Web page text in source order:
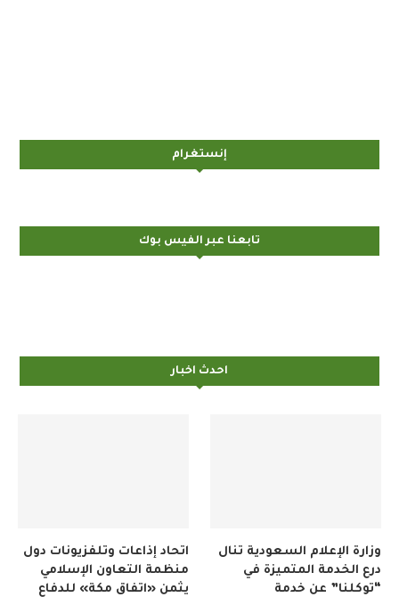
إنستغرام
تابعنا عبر الفيس بوك
احدث اخبار
اتحاد إذاعات وتلفزيونات دول
منظمة التعاون الإسلامي
يثمن «اتفاق مكة» للدفاع
وزارة الإعلام السعودية تنال
درع الخدمة المتميزة في
“توكلنا” عن خدمة